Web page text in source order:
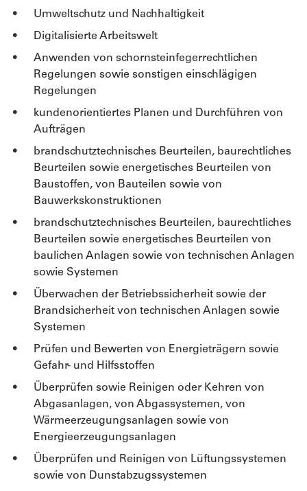
Umweltschutz und Nachhaltigkeit
Digitalisierte Arbeitswelt
Anwenden von schornsteinfegerrechtlichen
Regelungen sowie sonstigen einschlägigen
Regelungen
kundenorientiertes Planen und Durchführen von
Aufträgen
brandschutztechnisches Beurteilen, baurechtliches
Beurteilen sowie energetisches Beurteilen von
Baustoffen, von Bauteilen sowie von
Bauwerkskonstruktionen
brandschutztechnisches Beurteilen, baurechtliches
Beurteilen sowie energetisches Beurteilen von
baulichen Anlagen sowie von technischen Anlagen
sowie Systemen
Überwachen der Betriebssicherheit sowie der
Brandsicherheit von technischen Anlagen sowie
Systemen
Prüfen und Bewerten von Energieträgern sowie
Gefahr- und Hilfsstoffen
Überprüfen sowie Reinigen oder Kehren von
Abgasanlagen, von Abgassystemen, von
Wärmeerzeugungsanlagen sowie von
Energieerzeugungsanlagen
Überprüfen und Reinigen von Lüftungssystemen
sowie von Dunstabzugssystemen